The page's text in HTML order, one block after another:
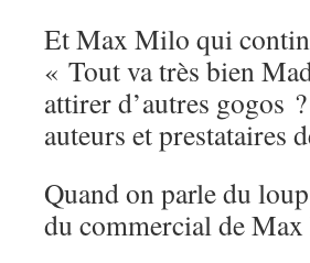
Et Max Milo qui
« Tout va très bien
attirer d’autres gogos
auteurs et prestataires
Quand on parle du
du commercial de